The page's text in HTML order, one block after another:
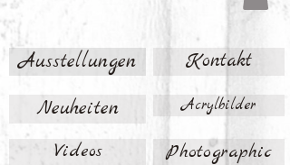
Ausstellungen Kontakt
Neuheiten Acrylbilder
Videos Photographic